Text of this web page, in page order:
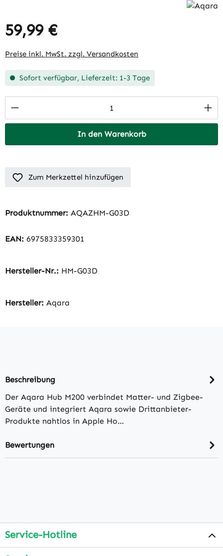
59,99 €
Preise inkl. MwSt. zzgl. Versandkosten
Sofort verfügbar, Lieferzeit: 1-3 Tage
Produkt Anzahl: Gib den gewünschten
In den Warenkorb
Zum Merkzettel hinzufügen
Produktnummer: AQAZHM-G03D
EAN: 6975833359301
Hersteller-Nr.: HM-G03D
Hersteller: Aqara
Beschreibung
Der Aqara Hub M200 verbindet Matter- und Zigbee-
Geräte und integriert Aqara sowie Drittanbieter-
Produkte nahtlos in Apple Ho…
Bewertungen
Service-Hotline